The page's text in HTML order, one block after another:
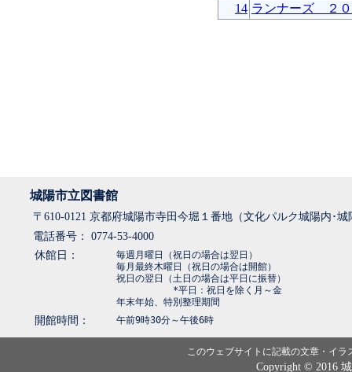
14 ランナーズ ２
城陽市立図書館
〒610-0121 京都府城陽市寺田今堀１番地（文化パルク城陽内･
電話番号： 0774-53-4000
休館日：
毎週月曜日（祝日の場合は翌日）
毎月最終木曜日（祝日の場合は開館）
祝日の翌日（土日の場合は平日に振替）
*平日：祝日を除く月～金
年末年始、特別整理期間
開館時間： 午前9時30分～午後6時
このウェブサイトに記載の文章・イ
Copyright © 2016